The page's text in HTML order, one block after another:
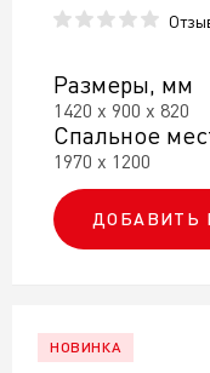
Размеры, мм
1420 х 900 х 820
Спальное
1970 х 1200
ДОБАВИТЬ
НОВИНКА